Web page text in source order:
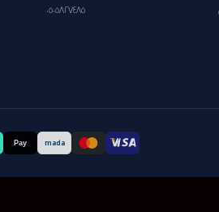
٠٥٠٥٨٢٧٤٨٥
mada
Pay